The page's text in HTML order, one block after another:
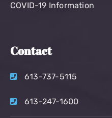
COVID-19 Information
Contact
613-737-5115
613-247-1600